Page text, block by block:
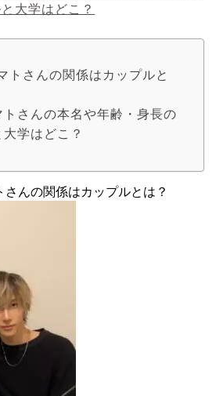
大学はどこ？
トさんの関係はカップルと
さんの本名や年齢・身長の
学はどこ？
さんの関係はカップルとは？